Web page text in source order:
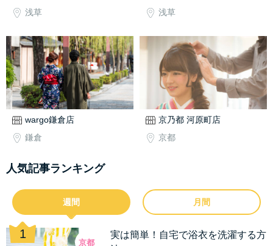
浅草
浅草
wargo鎌倉店
鎌倉
京乃都 河原町店
京都
人気記事ランキング
週間 月間
実は簡単！自宅で浴衣を洗濯する方
京都